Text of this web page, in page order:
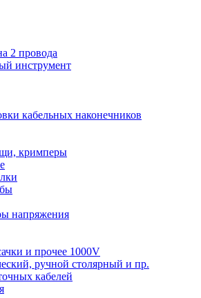
2 провода
инструмент
кабельных наконечников
кримперы
напряжения
и прочее 1000V
ручной столярный и пр.
кабелей